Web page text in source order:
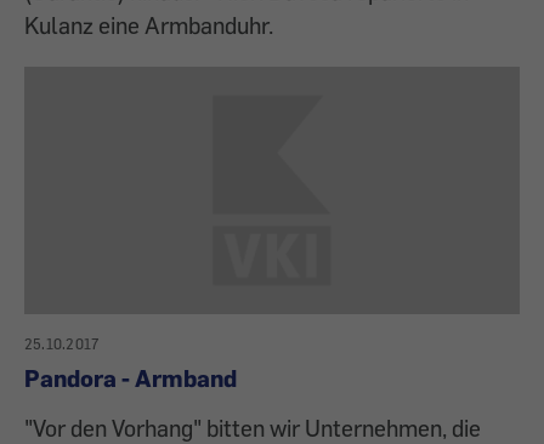
Kulanz eine Armbanduhr.
25.10.2017
Pandora - Armband
"Vor den Vorhang" bitten wir Unternehmen, die